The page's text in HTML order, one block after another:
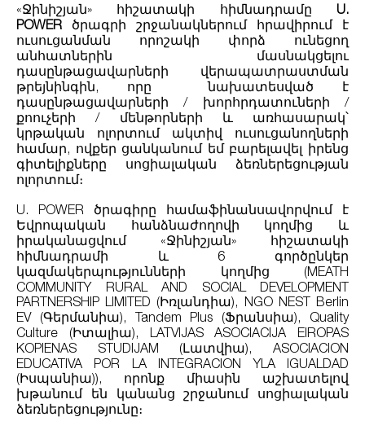
«Ջինիշյան» հիշատակի հիմնադրամը U.
POWER ծրագրի շրջանակներում հրավիրում է
ուսուցանման որոշակի փորձ ունեցող
անհատներին մասնակցելու
դասընթացավարների վերապատրաստման
թրեյնինգին, որը նախատեսված է
դասընթացավարների / խորհրդատուների /
քոուչերի / մենթորների և առհասարակ՝
կրթական ոլորտում ակտիվ ուսուցանողների
համար, ովքեր ցանկանում եմ բարելավել իրենց
գիտելիքները սոցիալական ձեռներեցության
ոլորտում։
U. POWER ծրագիրը համաֆինանսավորվում է
Եվրոպական հանձնաժողովի կողմից և
իրականացվում «Ջինիշյան» հիշատակի
հիմնադրամի և 6 գործընկեր
կազմակերպությունների կողմից (MEATH
COMMUNITY RURAL AND SOCIAL DEVELOPMENT
PARTNERSHIP LIMITED (Իռլանդիա), NGO NEST Berlin
EV (Գերմանիա), Tandem Plus (Ֆրանսիա), Quality
Culture (Իտալիա), LATVIJAS ASOCIACIJA EIROPAS
KOPIENAS STUDIJAM (Լատվիա), ASOCIACION
EDUCATIVA POR LA INTEGRACION YLA IGUALDAD
(Իսպանիա)), որոնք միասին աշխատելով
խթանում են կանանց շրջանում սոցիալական
ձեռներեցությունը։